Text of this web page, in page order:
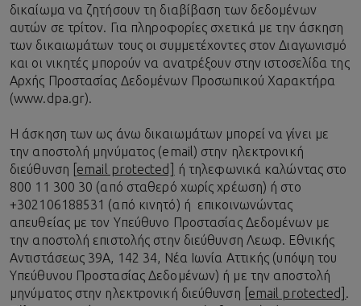
δικαίωμα να ζητήσουν τη διαβίβαση των δεδομένων
αυτών σε τρίτον. Για πληροφορίες σχετικά με την άσκηση
των δικαιωμάτων τους οι συμμετέχοντες στον Διαγωνισμό
και οι νικητές μπορούν να ανατρέξουν στην ιστοσελίδα της
Αρχής Προστασίας Δεδομένων Προσωπικού Χαρακτήρα
(www.dpa.gr).
Η άσκηση των ως άνω δικαιωμάτων μπορεί να γίνει με
την αποστολή μηνύματος (email) στην ηλεκτρονική
διεύθυνση
[email protected]
ή τηλεφωνικά καλώντας στο
800 11 300 30 (από σταθερό χωρίς χρέωση) ή στο
+302106188531 (από κινητό) ή επικοινωνώντας
απευθείας με τον Υπεύθυνο Προστασίας Δεδομένων με
την αποστολή επιστολής στην διεύθυνση Λεωφ. Εθνικής
Αντιστάσεως 39Α, 142 34, Νέα Ιωνία Αττικής (υπόψη του
Υπεύθυνου Προστασίας Δεδομένων) ή με την αποστολή
μηνύματος στην ηλεκτρονική διεύθυνση
[email protected] .